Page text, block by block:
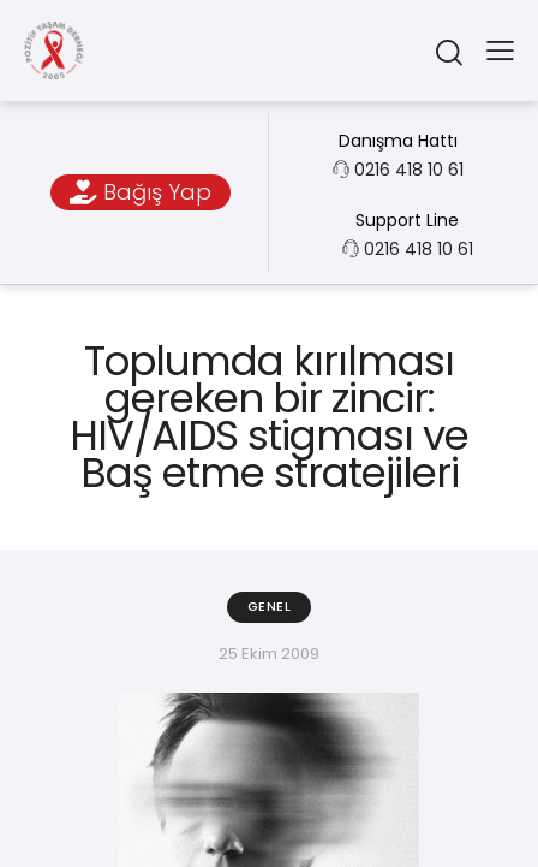
Bağış Yap
Danışma Hattı
0216 418 10 61
Support Line
0216 418 10 61
Toplumda kırılması
gereken bir zincir:
HIV/AIDS stigması ve
Baş etme stratejileri
GENEL
25 Ekim 2009